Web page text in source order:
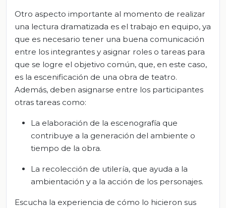
Otro aspecto importante al momento de realizar
una lectura dramatizada es el trabajo en equipo, ya
que es necesario tener una buena comunicación
entre los integrantes y asignar roles o tareas para
que se logre el objetivo común, que, en este caso,
es la escenificación de una obra de teatro.
Además, deben asignarse entre los participantes
otras tareas como:
La elaboración de la escenografía que
contribuye a la generación del ambiente o
tiempo de la obra.
La recolección de utilería, que ayuda a la
ambientación y a la acción de los personajes.
Escucha la experiencia de cómo lo hicieron sus